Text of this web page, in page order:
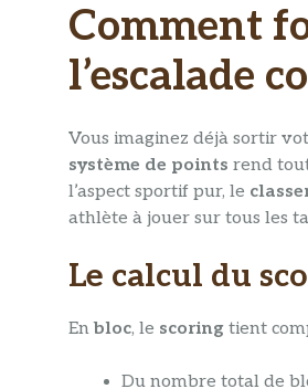
Comment
l’escalade
Vous imaginez déjà sortir
système de points rend
l’aspect sportif pur, le
athlète à jouer sur tous les
Le calcul du
Enbloc, le scoring tient
Du nombre total de